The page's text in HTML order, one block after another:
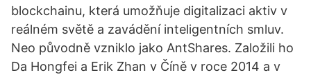
blockchainu, která umožňuje digitalizaci aktiv v
reálném světě a zavádění inteligentních smluv.
Neo původně vzniklo jako AntShares. Založili ho
Da Hongfei a Erik Zhan v Číně v roce 2014 a v